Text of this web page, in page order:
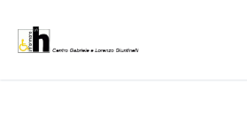
contenuto